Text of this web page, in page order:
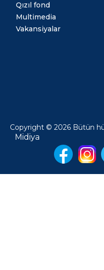
Qızıl fond
Multimedia
Vakansiyalar
Copyright © 2026 Bütün
Midiya